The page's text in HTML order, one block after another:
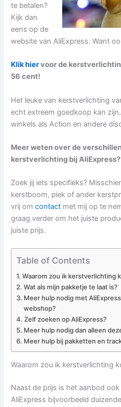
te betalen?
Kijk dan
eens op de
website van AliExpress. Want
Klik hiervoor de
56 cent!
Het leuke van kerstverlichting
echt extreem goedkoop kan
winkels als Action en andere
Meer weten over de
kerstverlichting bij AliExpress?
Zoek jij iets specifieks?
kerstboom, piek of ander
vrij omcontact met mij op te
graag verder om het juiste
juiste prijs.
Table of Contents
Waarom zou ik kerstverlichting
Wat als mijn pakketje te laat is?
Meer hulp nodig met
webshop?
Zelf zoeken op AliExpress?
Meer hulp nodig dan alleen
Meer hulp bij pakketten en
Waarom zou ik kerstverlichting
Naast de prijs is het aanbod
AliExpress bijvoorbeeld